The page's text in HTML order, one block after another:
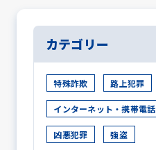
カテゴリー
特殊詐欺 路上犯罪
インターネット・携帯電話
凶悪犯罪 強盗